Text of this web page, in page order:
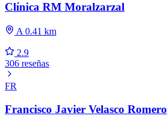
Clínica RM Moralzarzal
A 0.41 km
2.9
306 reseñas
FR
Francisco Javier Velasco Romero